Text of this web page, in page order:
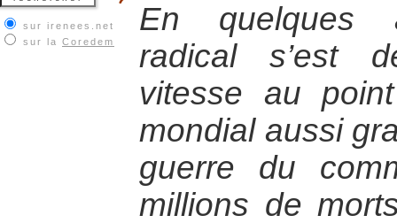
sur irenees.net
sur la Coredem
En quelques
radical s’est
vitesse au
mondial aussi
guerre du
millions de